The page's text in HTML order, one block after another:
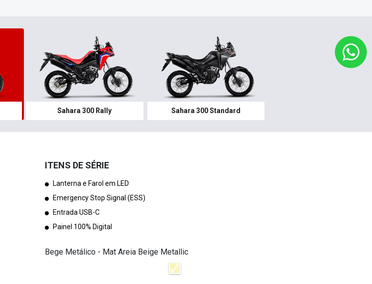
Sahara 300 Rally Sahara 300 Standard
ITENS DE SÉRIE
Lanterna e Farol em LED
Emergency Stop Signal (ESS)
Entrada USB-C
Painel 100% Digital
Bege Metálico - Mat Areia Beige Metallic